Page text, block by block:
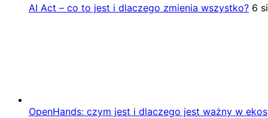
AI Act – co to jest i dlaczego zmienia wszystko? 6
OpenHands: czym jest i dlaczego jest ważny w